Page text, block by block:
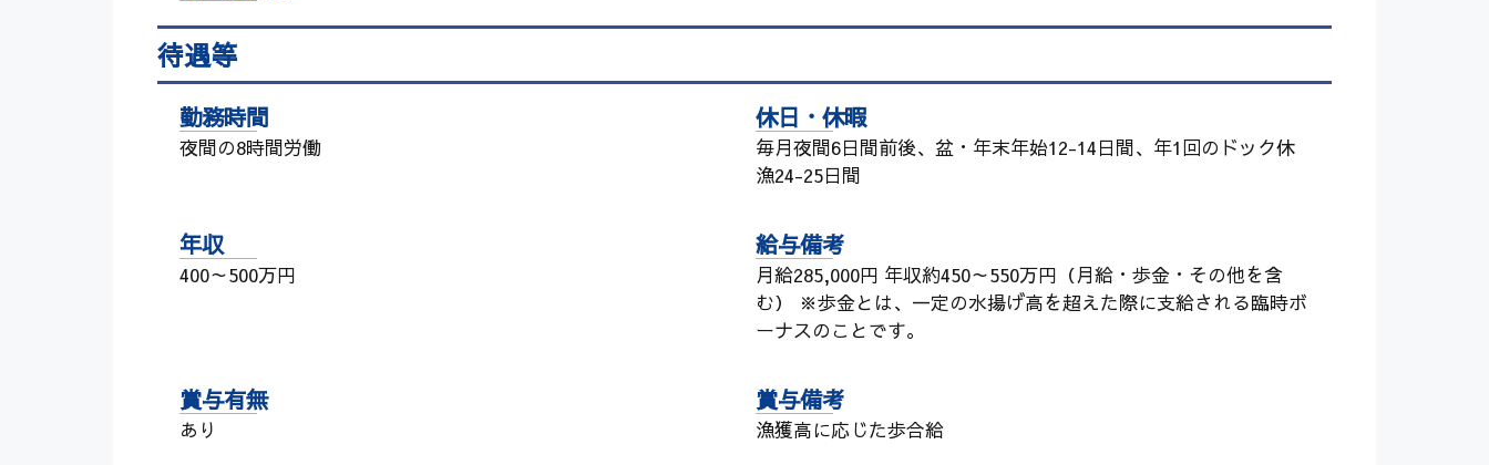
待遇等
勤務時間
夜間の8時間労働
休日・休暇
毎月夜間6日間前後、盆・年末年始12-14日間、年1回のドック休
漁24-25日間
年収
400～500万円
給与備考
月給285,000円 年収約450～550万円（月給・歩金・その他を含
む） ※歩金とは、一定の水揚げ高を超えた際に支給される臨時ボ
ーナスのことです。
賞与有無
あり
賞与備考
漁獲高に応じた歩合給